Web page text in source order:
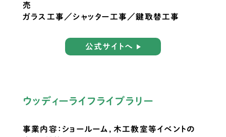
売
ガラス工事／シャッター工事／鍵取替工事
公式サイトへ
ウッディーライフライブラリー
事業内容：ショールーム，木工教室等イベントの